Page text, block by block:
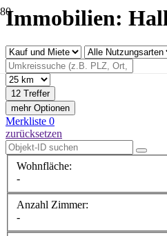
Immobilien:
12 Treffer
mehr Optionen
Merkliste 0
zurücksetzen
Wohnfläche:
-
Anzahl Zimmer:
-